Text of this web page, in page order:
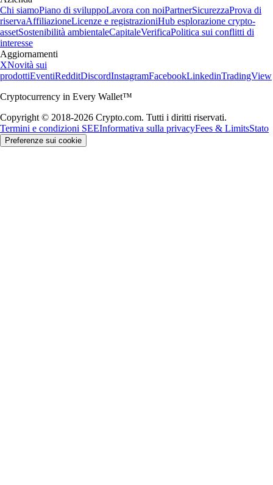
Chi siamoPiano di sviluppoLavora con noiPartnerSicurezzaProva di
riservaAffiliazioneLicenze e registrazioniHub esplorazione crypto-
assetSostenibilità ambientaleCapitaleVerificaPolitica sui conflitti di
interesse
Aggiornamenti
XNovità sui
prodottiEventiRedditDiscordInstagramFacebookLinkedinTradingView
Cryptocurrency in Every Wallet™
Copyright © 2018-2026 Crypto.com. Tutti i diritti riservati.
Termini e condizioni SEEInformativa sulla privacyFees & LimitsStato
Preferenze sui cookie